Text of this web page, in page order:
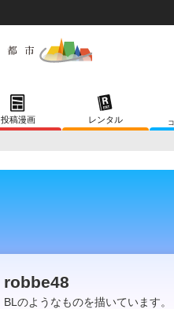
投稿漫画 レンタル
robbe48
BLのようなものを描いています